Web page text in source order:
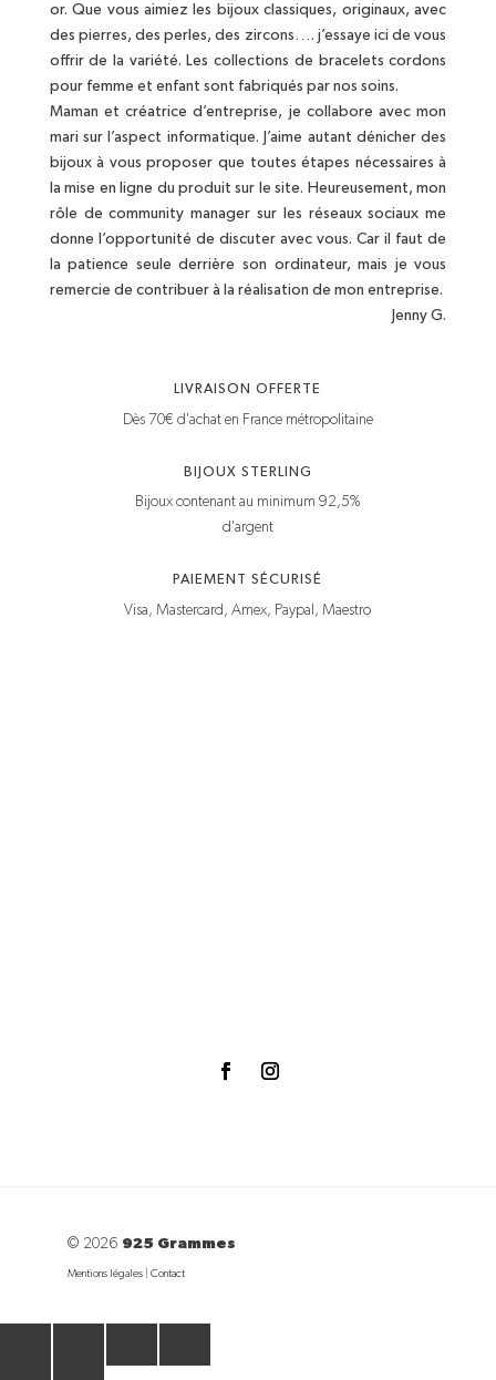
or. Que vous aimiez les bijoux classiques, originaux, avec
des pierres, des perles, des zircons…. j’essaye ici de vous
offrir de la variété. Les collections de bracelets cordons
pour femme et enfant sont fabriqués par nos soins.
Maman et créatrice d’entreprise, je collabore avec mon
mari sur l’aspect informatique. J’aime autant dénicher des
bijoux à vous proposer que toutes étapes nécessaires à
la mise en ligne du produit sur le site. Heureusement, mon
rôle de community manager sur les réseaux sociaux me
donne l’opportunité de discuter avec vous. Car il faut de
la patience seule derrière son ordinateur, mais je vous
remercie de contribuer à la réalisation de mon entreprise.
Jenny G.
LIVRAISON OFFERTE
Dès 70€ d'achat en France métropolitaine
BIJOUX STERLING
Bijoux contenant au minimum 92,5%
d'argent
PAIEMENT SÉCURISÉ
Visa, Mastercard, Amex, Paypal, Maestro
© 2026 925 Grammes
Mentions légales| Contact